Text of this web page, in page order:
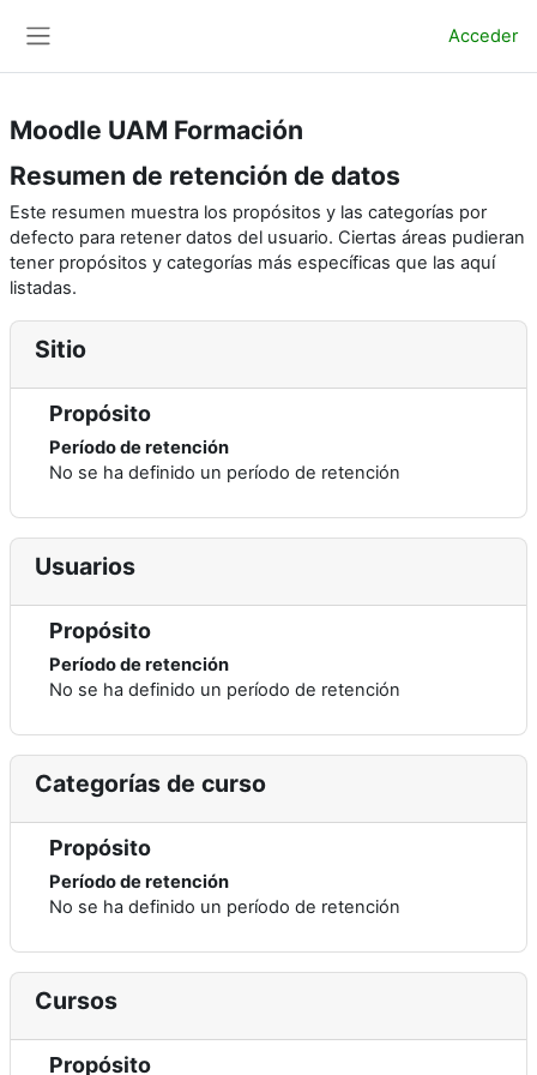
Acceder
Moodle UAM Formación
Resumen de retención de datos
Este resumen muestra los propósitos y las categorías por
defecto para retener datos del usuario. Ciertas áreas pudieran
tener propósitos y categorías más específicas que las aquí
listadas.
Sitio
Propósito
Período de retención
No se ha definido un período de retención
Usuarios
Propósito
Período de retención
No se ha definido un período de retención
Categorías de curso
Propósito
Período de retención
No se ha definido un período de retención
Cursos
Propósito